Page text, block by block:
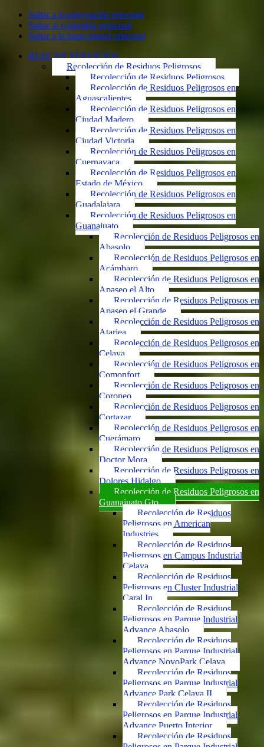
Saltar a la navegación principal
Saltar al contenido principal
Saltar a la barra lateral principal
BUSCAR SERVICIOS
Recolección de Residuos Peligrosos
Recolección de Residuos Peligrosos
Recolección de Residuos Peligrosos en
Aguascalientes
Recolección de Residuos Peligrosos en
Ciudad Madero
Recolección de Residuos Peligrosos en
Ciudad Victoria
Recolección de Residuos Peligrosos en
Cuernavaca
Recolección de Residuos Peligrosos en
Estado de México
Recolección de Residuos Peligrosos en
Guadalajara
Recolección de Residuos Peligrosos en
Guanajuato
Recolección de Residuos Peligrosos en
Abasolo
Recolección de Residuos Peligrosos en
Acámbaro
Recolección de Residuos Peligrosos en
Apaseo el Alto
Recolección de Residuos Peligrosos en
Apaseo el Grande
Recolección de Residuos Peligrosos en
Atarjea
Recolección de Residuos Peligrosos en
Celaya
Recolección de Residuos Peligrosos en
Comonfort
Recolección de Residuos Peligrosos en
Coroneo
Recolección de Residuos Peligrosos en
Cortazar
Recolección de Residuos Peligrosos en
Cuerámaro
Recolección de Residuos Peligrosos en
Doctor Mora
Recolección de Residuos Peligrosos en
Dolores Hidalgo
Recolección de Residuos Peligrosos en
Guanajuato Gto.
Recolección de Residuos
Peligrosos en American
Industries
Recolección de Residuos
Peligrosos en Campus Industrial
Celaya
Recolección de Residuos
Peligrosos en Cluster Industrial
Caral In
Recolección de Residuos
Peligrosos en Parque Industrial
Advance Abasolo
Recolección de Residuos
Peligrosos en Parque Industrial
Advance NovoPark Celaya
Recolección de Residuos
Peligrosos en Parque Industrial
Advance Park Celaya II
Recolección de Residuos
Peligrosos en Parque Industrial
Advance Puerto Interior
Recolección de Residuos